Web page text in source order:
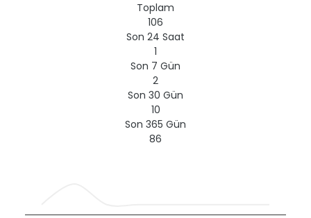
Toplam
106
Son 24 Saat
1
Son 7 Gün
2
Son 30 Gün
10
Son 365 Gün
86